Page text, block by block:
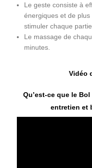
Le geste consiste à
énergiques et de
stimuler chaque
Le massage de
minutes.
Vidéo
Qu’est-ce que le
entretien et